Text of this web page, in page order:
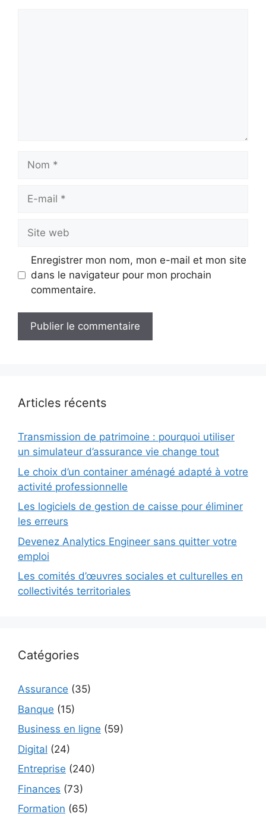
mail
web
Enregistrer mon nom, mon e-mail et mon site
dans le navigateur pour mon prochain
commentaire.
Articles récents
Transmission de patrimoine : pourquoi utiliser
un simulateur d’assurance vie change tout
Le choix d’un container aménagé adapté à votre
activité professionnelle
Les logiciels de gestion de caisse pour éliminer
les erreurs
Devenez Analytics Engineer sans quitter votre
emploi
Les comités d’œuvres sociales et culturelles en
collectivités territoriales
Catégories
Assurance (35)
Banque (15)
Business en ligne (59)
Digital (24)
Entreprise (240)
Finances (73)
Formation (65)